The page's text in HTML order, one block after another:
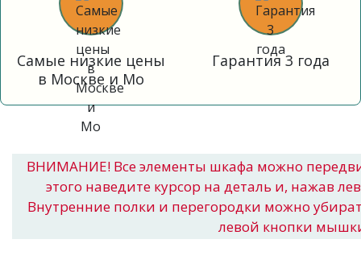
Самые низкие цены
в Москве и Мо
Гарантия 3 года
ВНИМАНИЕ! Все элементы шкафа можно
этого наведите курсор на деталь и, нажав
Внутренние полки и перегородки можно
левой кнопки